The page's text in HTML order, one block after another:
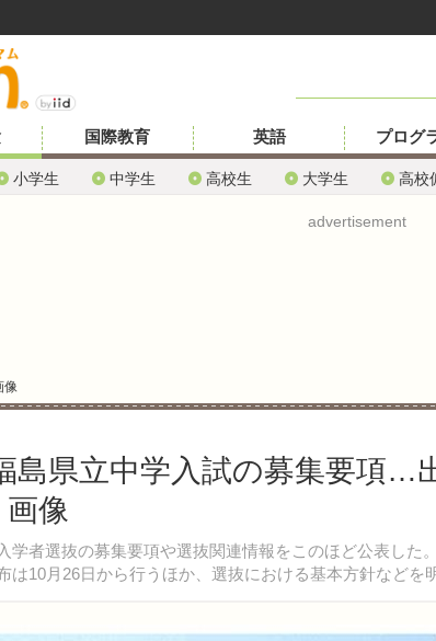
小学生 中学生 高校生 大学生 高校
国際教育 英語 プログ
advertisement
像
島県立中学入試の募集要項…
像
者選抜の募集要項や選抜関連情報をこのほど公表した
10月26日から行うほか、選抜における基本方針などを